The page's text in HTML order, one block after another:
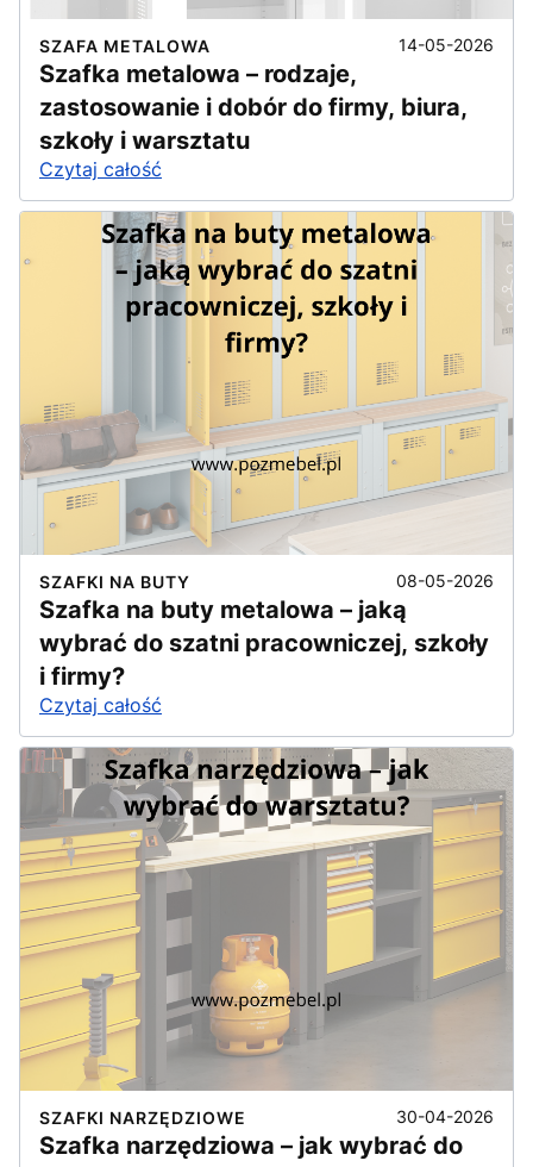
SZAFA METALOWA 14-05-2026
Szafka metalowa – rodzaje,
zastosowanie i dobór do firmy, biura,
szkoły i warsztatu
Czytaj całość
SZAFKI NA BUTY 08-05-2026
Szafka na buty metalowa – jaką
wybrać do szatni pracowniczej, szkoły
i firmy?
Czytaj całość
SZAFKI NARZĘDZIOWE 30-04-2026
Szafka narzędziowa – jak wybrać do